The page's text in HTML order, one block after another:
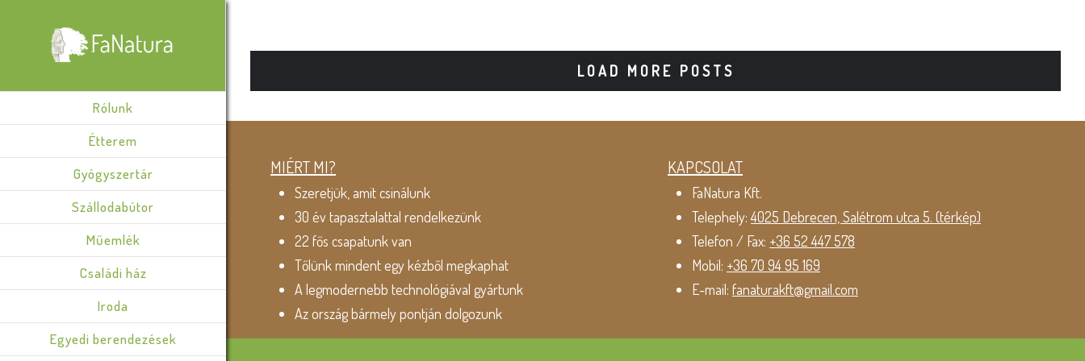
Rólunk
Étterem
Gyógyszertár
Szállodabútor
Műemlék
Családi ház
Iroda
Egyedi berendezések
LOAD MORE POSTS
MIÉRT MI?
Szeretjük, amit csinálunk
30 év tapasztalattal rendelkezünk
22 fős csapatunk van
Tőlünk mindent egy kézből megkaphat
A legmodernebb technológiával gyártunk
Az ország bármely pontján dolgozunk
KAPCSOLAT
FaNatura Kft.
Telephely:4025 Debrecen, Salétrom utca 5. (térkép)
Telefon / Fax: +36 52 447 578
Mobil: +36 70 94 95 169
E-mail: fanaturakft@gmail.com